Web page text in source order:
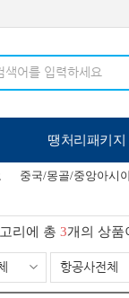
땡처리패키지
중국/몽골/중앙아시
리에 총 3개의 상품
항공사전체